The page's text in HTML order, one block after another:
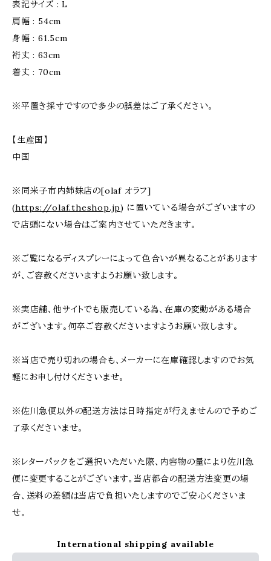
表記サイズ : L
肩幅 : 54cm
身幅 : 61.5cm
裄丈 : 63cm
着丈 : 70cm
※平置き採寸ですので多少の誤差はご了承ください。
【生産国】
中国
※同米子市内姉妹店の[olaf オラフ]
(https://olaf.theshop.jp) に置いている場合がございますの
で店頭にない場合はご案内させていただきます。
※ご覧になるディスプレーによって色合いが異なることがあります
が、ご容赦くださいますようお願い致します。
※実店舗、他サイトでも販売している為、在庫の変動がある場合
がございます。何卒ご容赦くださいますようお願い致します。
※当店で売り切れの場合も、メーカーに在庫確認しますのでお気
軽にお申し付けくださいませ。
※佐川急便以外の配送方法は日時指定が行えませんので予めご
了承くださいませ。
※レターパックをご選択いただいた際、内容物の量により佐川急
便に変更することがございます。当店都合の配送方法変更の場
合、送料の差額は当店で負担いたしますのでご安心くださいま
せ。
International shipping available